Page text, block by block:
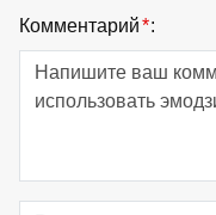
Комментарий*: